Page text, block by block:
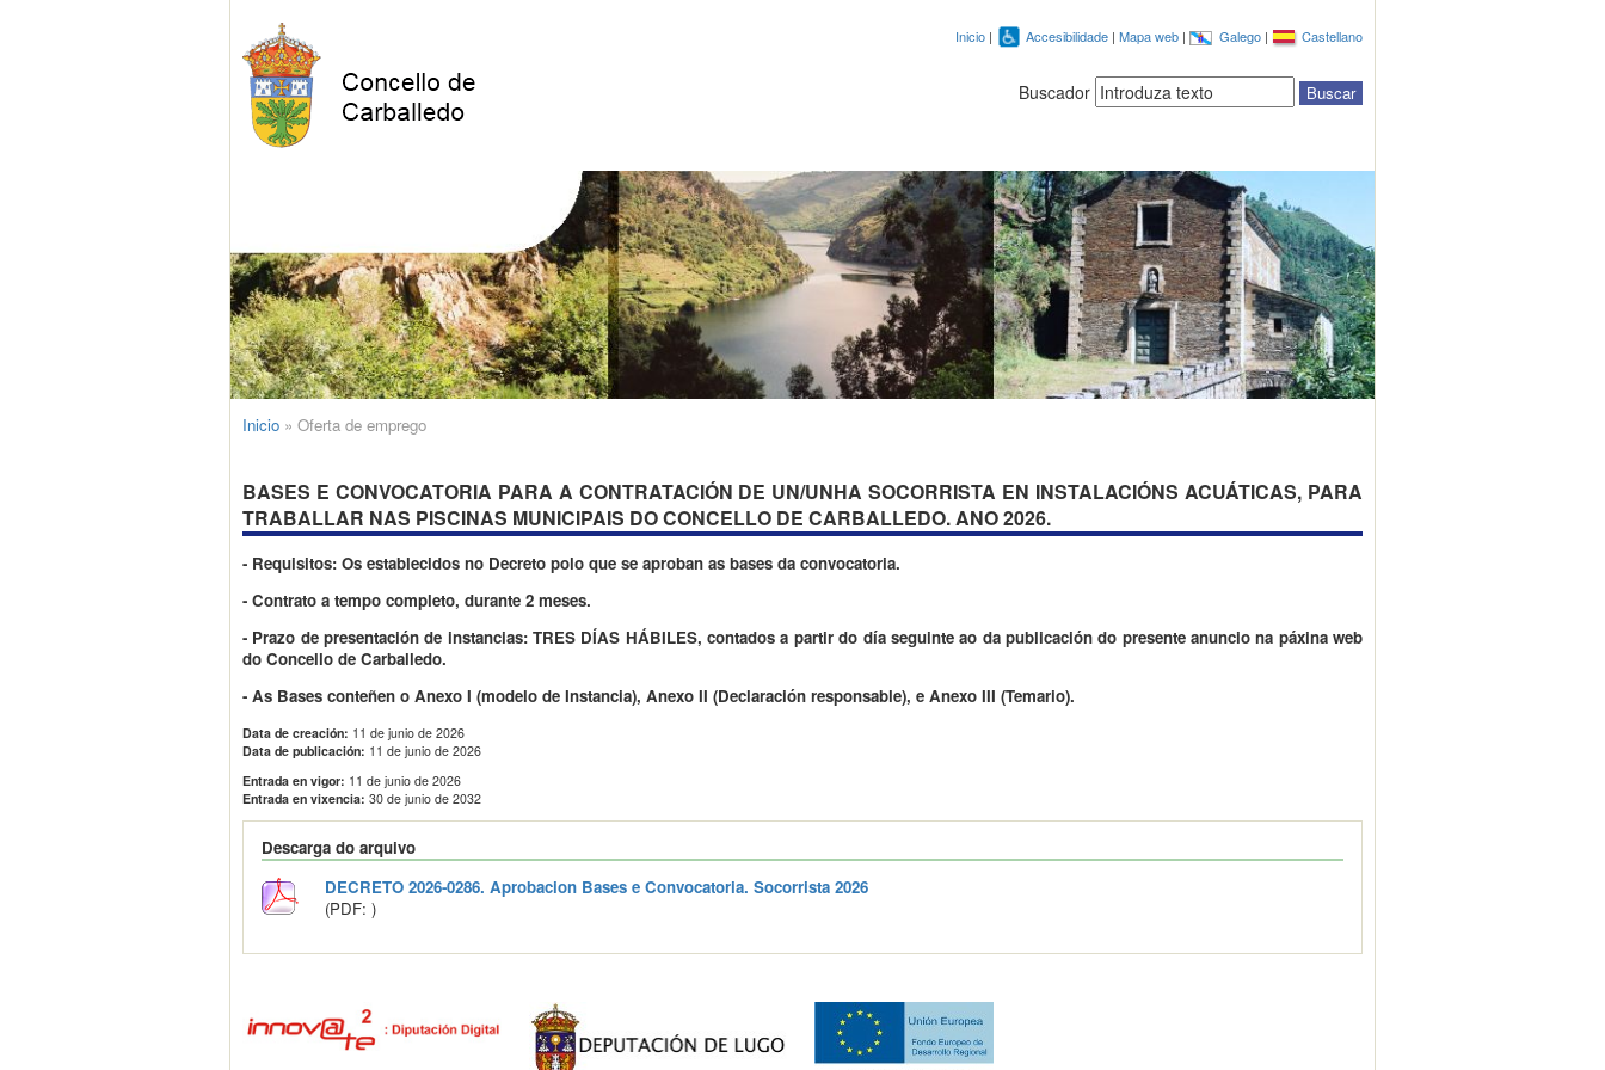
Inicio | Accesibilidade | Mapa web | Galego | Castellano
Buscador
Inicio » Oferta de emprego
BASES E CONVOCATORIA PARA A CONTRATACIÓN DE UN/UNHA SOCORRISTA EN INSTALACIÓNS ACUÁTICAS, PARA
TRABALLAR NAS PISCINAS MUNICIPAIS DO CONCELLO DE CARBALLEDO. ANO 2026.
- Requisitos: Os establecidos no Decreto polo que se aproban as bases da convocatoria.
- Contrato a tempo completo, durante 2 meses.
- Prazo de presentación de instancias: TRES DÍAS HÁBILES, contados a partir do día seguinte ao da publicación do presente anuncio na páxina web
do Concello de Carballedo.
- As Bases conteñen o Anexo I (modelo de Instancia), Anexo II (Declaración responsable), e Anexo III (Temario).
Data de creación: 11 de junio de 2026
Data de publicación: 11 de junio de 2026
Entrada en vigor: 11 de junio de 2026
Entrada en vixencia: 30 de junio de 2032
Descarga do arquivo
DECRETO 2026-0286. Aprobacion Bases e Convocatoria. Socorrista 2026
(PDF: )